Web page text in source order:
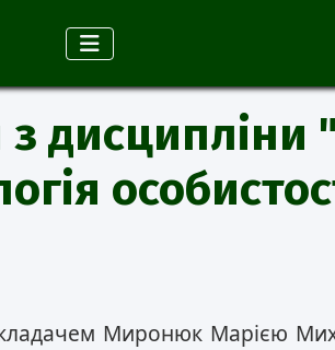
з
Миронюк Марією